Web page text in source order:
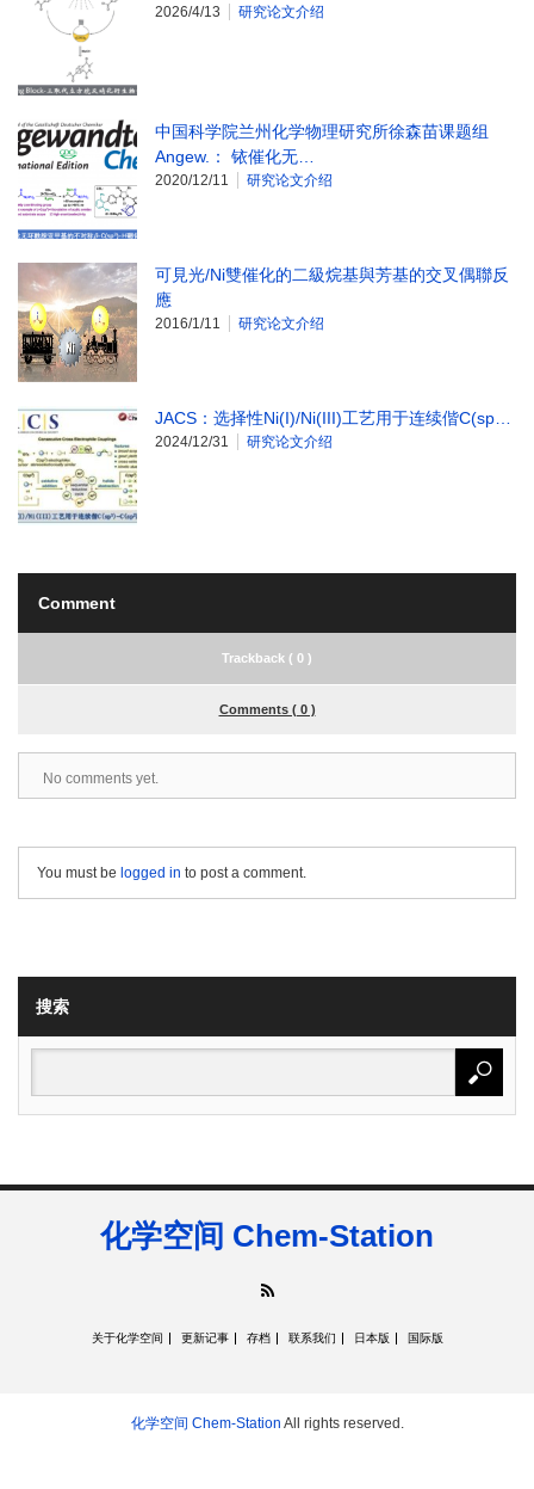
2026/4/13 研究论文介绍
中国科学院兰州化学物理研究所徐森苗课题组
Angew.： 铱催化无…
2020/12/11 研究论文介绍
可見光/Ni雙催化的二級烷基與芳基的交叉偶聯反
應
2016/1/11 研究论文介绍
JACS：选择性Ni(I)/Ni(III)工艺用于连续偕C(sp…
2024/12/31 研究论文介绍
Comment
Trackback ( 0 )
Comments ( 0 )
No comments yet.
You must be logged in to post a comment.
搜索
化学空间 Chem-Station
关于化学空间 更新记事 存档 联系我们 日本版 国际版
化学空间 Chem-Station All rights reserved.